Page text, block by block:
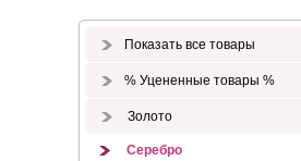
Показать все товары
% Уцененные товары %
Золото
Серебро